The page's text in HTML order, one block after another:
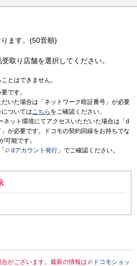
ます。(50音順)
取り店舗を選択してください。
とはできません。
です。
いた場合は「ネットワーク暗証番号」が必要
ついてはこちら をご確認ください。
ネット環境にてアクセスいただいた場合は「d
が必要です。ドコモの契約回線をお持ちでな
可能です。
dアカウント発行 」でご確認ください。
がございます。最新の情報は
ドコモショッ